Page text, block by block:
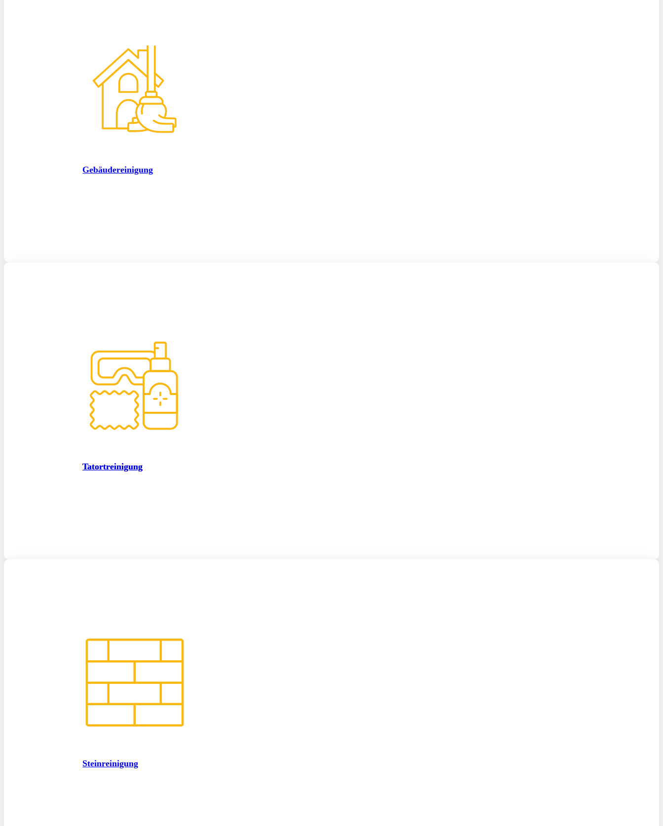
Gebäudereinigung
Tatortreinigung
Steinreinigung